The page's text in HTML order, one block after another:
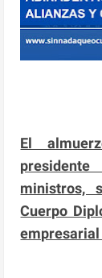
El
ministros,
Cuerpo